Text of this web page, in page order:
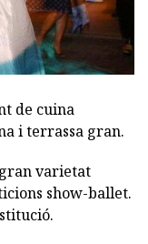
de cuina
i terrassa gran.
varietat
show-ballet.